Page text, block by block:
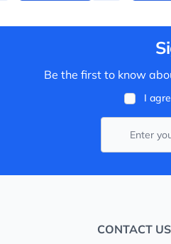
Be the first to know
I
CONTACT US